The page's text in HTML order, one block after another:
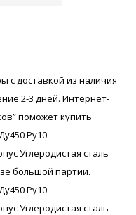
с доставкой из наличия
2-3 дней. Интернет-
поможет купить
Ру10
Углеродистая сталь
большой партии.
Ру10
Углеродистая сталь